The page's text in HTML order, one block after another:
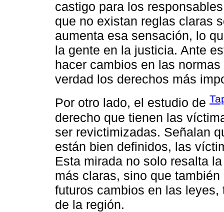
castigo para los
que no existan reglas claras
aumenta esa sensación, lo
la gente en la justicia. Ante
hacer cambios en las
verdad los derechos más
Por otro lado, el estudio de
derecho que tienen las
ser revictimizadas. Señalan
están bien definidos, las
Esta mirada no solo resalta
más claras, sino que
futuros cambios en las
de la región.